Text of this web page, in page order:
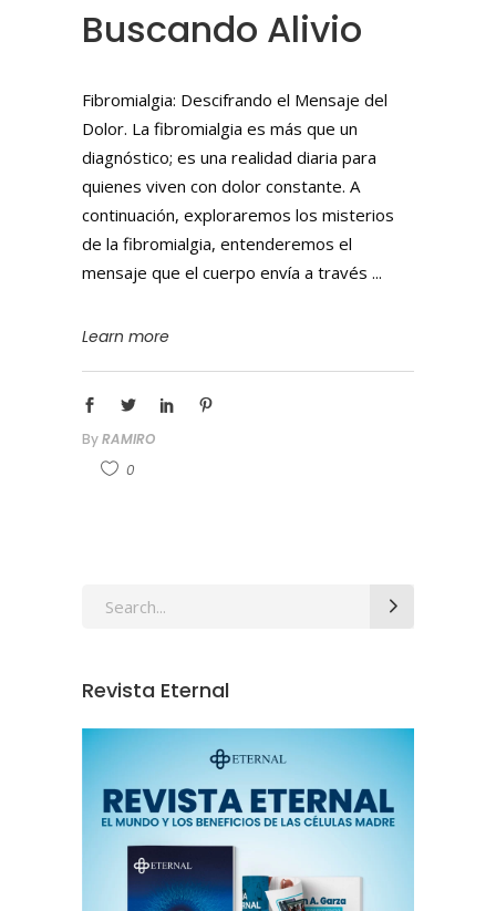
Buscando Alivio
Fibromialgia: Descifrando el Mensaje del
Dolor. La fibromialgia es más que un
diagnóstico; es una realidad diaria para
quienes viven con dolor constante. A
continuación, exploraremos los misterios
de la fibromialgia, entenderemos el
mensaje que el cuerpo envía a través
Learn more
ByRAMIRO
0
Revista Eternal